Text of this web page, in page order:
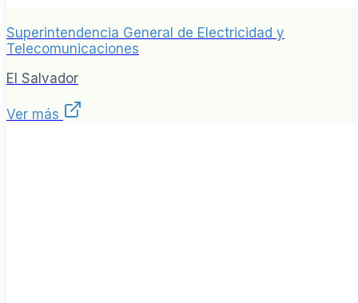
Superintendencia General de Electricidad y
Telecomunicaciones
El Salvador
Ver más